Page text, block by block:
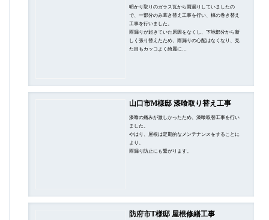
明かり取りのガラス瓦から雨漏りしていましたの
で、一部分のみ葺き替え工事を行い、棟の巻き替え
工事を行いました。
雨漏りが起きていた原因をなくし、下地部分から新
しく張り替えたため、雨漏りの心配はなくなり、見
た目もカッコよく綺麗に…
山口市M様邸 漆喰取り替え工事
漆喰の痛みが激しかったため、漆喰取替工事を行い
ました。
やはり、屋根は定期的なメンテナンスをすることに
より、
雨漏り防止にも繋がります。
防府市T様邸 屋根修繕工事